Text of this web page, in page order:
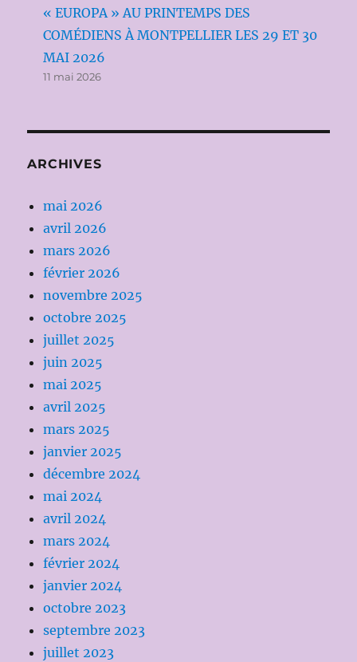
« EUROPA » AU PRINTEMPS DES
COMÉDIENS À MONTPELLIER LES 29 ET 30
MAI 2026
11 mai 2026
ARCHIVES
mai 2026
avril 2026
mars 2026
février 2026
novembre 2025
octobre 2025
juillet 2025
juin 2025
mai 2025
avril 2025
mars 2025
janvier 2025
décembre 2024
mai 2024
avril 2024
mars 2024
février 2024
janvier 2024
octobre 2023
septembre 2023
juillet 2023